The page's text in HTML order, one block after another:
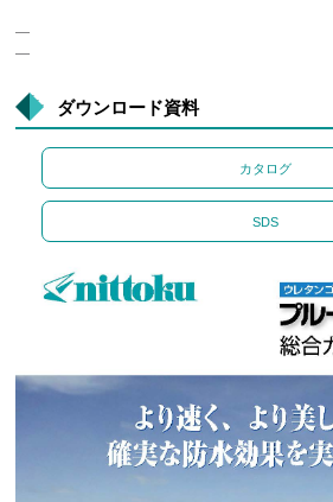
―
―
ダウンロード資料
カタログ
SDS